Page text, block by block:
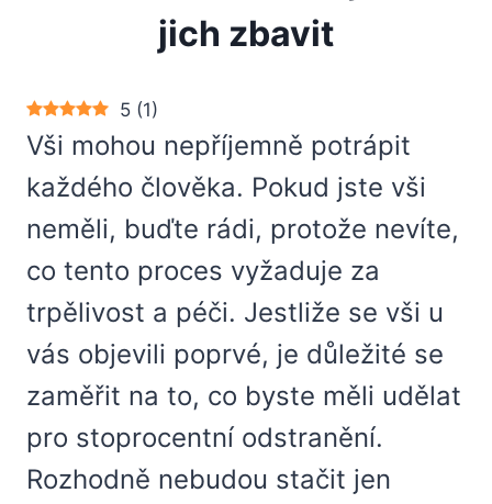
jich zbavit
5 (1)
Vši mohou nepříjemně potrápit
každého člověka. Pokud jste vši
neměli, buďte rádi, protože nevíte,
co tento proces vyžaduje za
trpělivost a péči. Jestliže se vši u
vás objevili poprvé, je důležité se
zaměřit na to, co byste měli udělat
pro stoprocentní odstranění.
Rozhodně nebudou stačit jen